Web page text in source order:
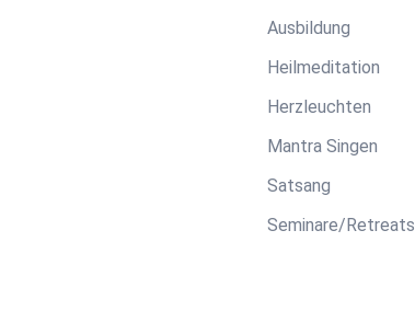
Ausbildung
Heilmeditation
Herzleuchten
Mantra Singen
Satsang
Seminare/Retreats